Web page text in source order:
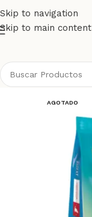
Skip to navigation
Skip to main content
AGOTADO